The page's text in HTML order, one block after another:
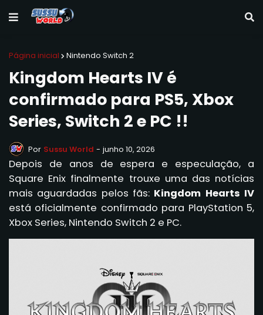
Página inicial Nintendo Switch 2
Kingdom Hearts IV é
confirmado para PS5, Xbox
Series, Switch 2 e PC !!
Por Sussu World - junho 10, 2026
Depois de anos de espera e especulação, a
Square Enix finalmente trouxe uma das notícias
mais aguardadas pelos fãs: Kingdom Hearts IV
está oficialmente confirmado para PlayStation 5,
Xbox Series, Nintendo Switch 2 e PC.